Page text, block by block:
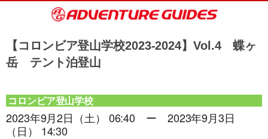
【コロンビア登山学校2023-2024】Vol.4 蝶ヶ
岳 テント泊登山
コロンビア登山学校
2023年9月2日（土） 06:40 ー 2023年9月3日
（日） 14:30